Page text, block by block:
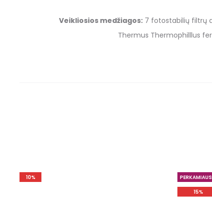
Veikliosios medžiagos: 7 fotostabilių filtrų
Thermus Thermophilllus
10%
15%